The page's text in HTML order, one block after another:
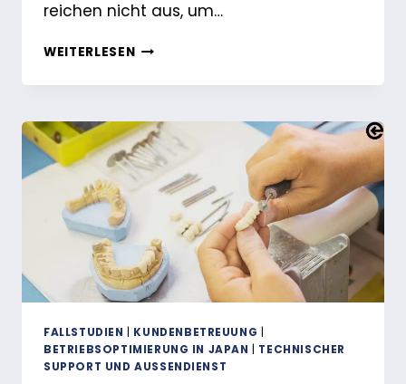
reichen nicht aus, um…
WEITERLESENAUFBAU
KUNDENDIENSTES
JAPAN
AUF
DREI
OPERATIVEN
EBENEN
FALLSTUDIEN KUNDENBETREUUNG
BETRIEBSOPTIMIERUNG IN JAPAN
TECHNISCHER
SUPPORT UND AUSSENDIENST